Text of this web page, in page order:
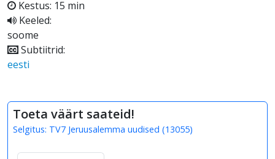
Kestus: 15 min
Keeled:
soome
Subtiitrid:
eesti
Toeta väärt saateid!
Selgitus: TV7 Jeruusalemma uudised (13055)